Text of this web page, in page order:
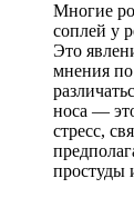
Многие
соплей у
Это
мнения
носа —
стресс,
простуды